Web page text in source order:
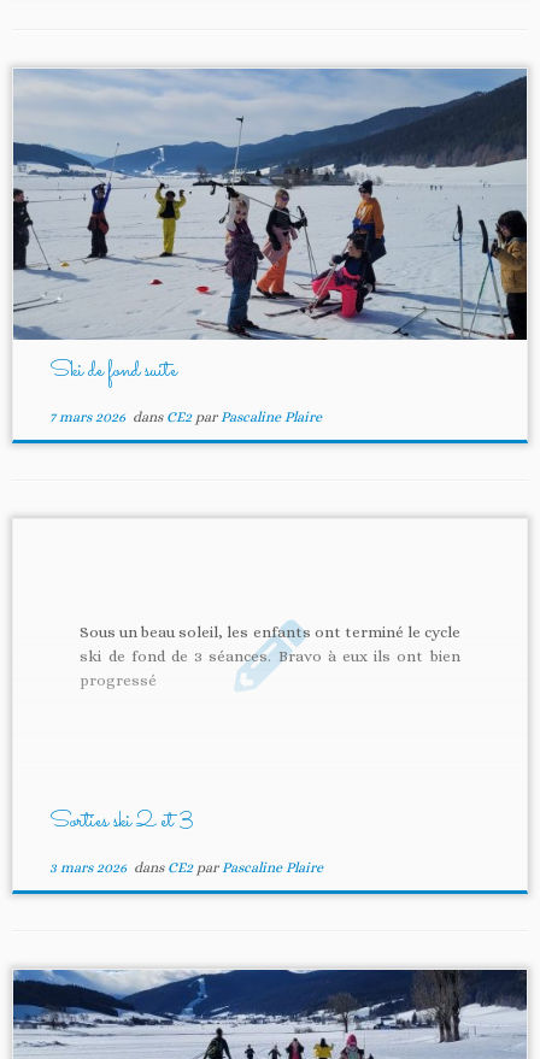
Ski de fond suite
7 mars 2026dans CE2 parPascaline Plaire
Sous un beau soleil, les enfants ont terminé le cycle
ski de fond de 3 séances. Bravo à eux ils ont bien
progressé
Sorties ski 2 et 3
3 mars 2026dans CE2 parPascaline Plaire